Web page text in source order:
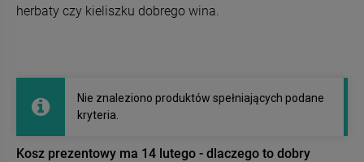
herbaty czy kieliszku dobrego wina.
Nie znaleziono produktów spełniających podane
kryteria.
Kosz prezentowy ma 14 lutego - dlaczego to dobry